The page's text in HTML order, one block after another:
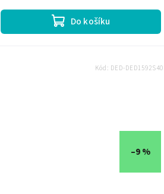
Do košíku
–9 %
Kód: DED-DED1592S40